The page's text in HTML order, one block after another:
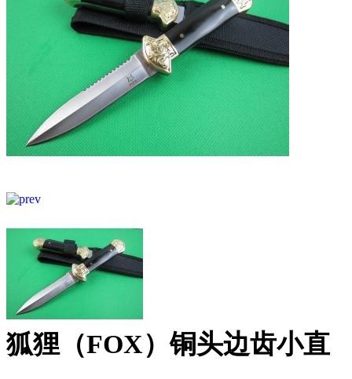
狐狸（FOX）铜头边齿小直